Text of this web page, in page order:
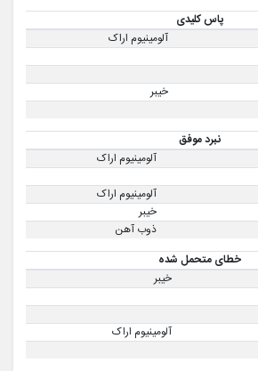
پاس کلیدی
آلومینیوم اراک
خیبر
نبرد موفق
آلومینیوم اراک
آلومینیوم اراک
خیبر
ذوب آهن
خطای متحمل شده
خیبر
آلومینیوم اراک